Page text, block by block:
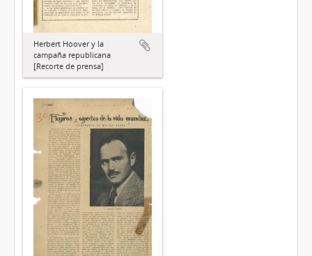
Herbert Hoover y la
campaña republicana
[Recorte de prensa]